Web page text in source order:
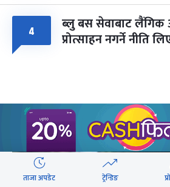
४ ब्लु बस सेवाबाट लैंगिक
प्रोत्साहन नगर्ने नीति
वेबस्टोरिज
ताजा अपडेट ट्रेन्डिङ